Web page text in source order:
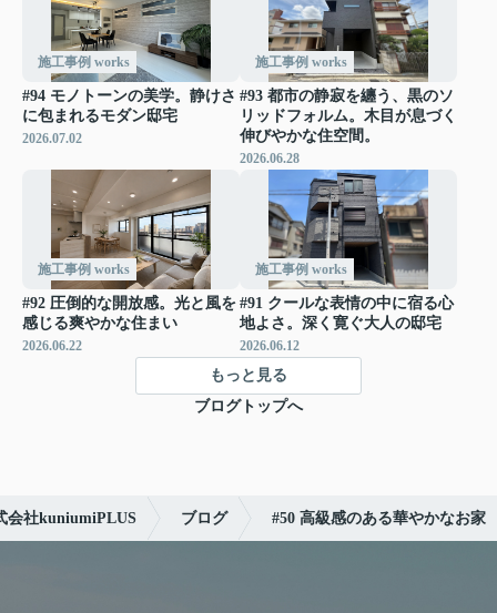
施工事例 works
#94 モノトーンの美学。静けさ
に包まれるモダン邸宅
2026.07.02
施工事例 works
#93 都市の静寂を纏う、黒のソ
リッドフォルム。木目が息づく
伸びやかな住空間。
2026.06.28
施工事例 works
#92 圧倒的な開放感。光と風を
感じる爽やかな住まい
2026.06.22
施工事例 works
#91 クールな表情の中に宿る心
地よさ。深く寛ぐ大人の邸宅
2026.06.12
もっと見る
ブログトップへ
会社kuniumiPLUS ブログ #50 高級感のある華やかなお家